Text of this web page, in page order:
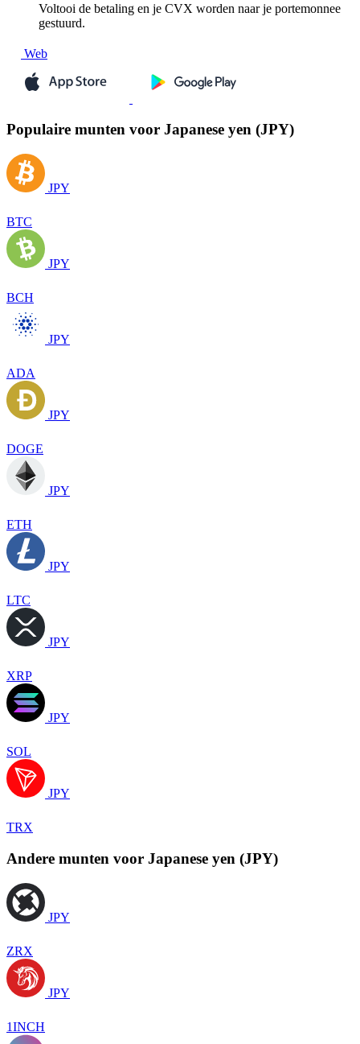
Voltooi de betaling en je CVX worden naar je portemonnee
gestuurd.
Web
Populaire munten voor Japanese yen (JPY)
JPY
BTC
JPY
BCH
JPY
ADA
JPY
DOGE
JPY
ETH
JPY
LTC
JPY
XRP
JPY
SOL
JPY
TRX
Andere munten voor Japanese yen (JPY)
JPY
ZRX
JPY
1INCH